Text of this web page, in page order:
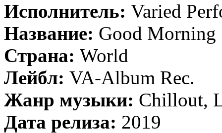
Исполнитель: Varied
Название: Good Morning
Страна: World
Лейбл: VA-Album Rec.
Жанр музыки: Chillout,
Дата релиза: 2019